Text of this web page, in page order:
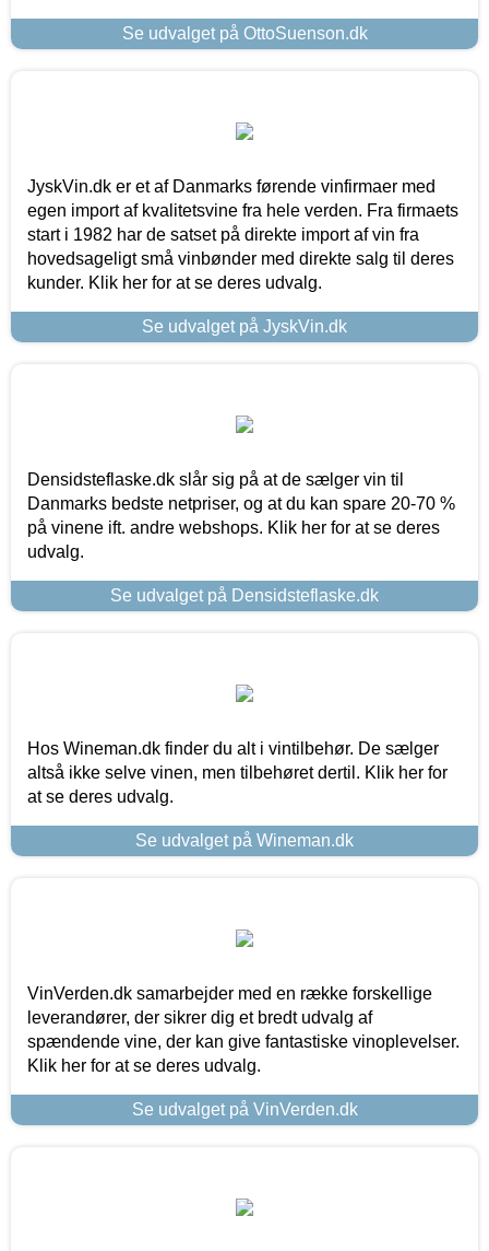
Se udvalget på OttoSuenson.dk
JyskVin.dk er et af Danmarks førende vinfirmaer med
egen import af kvalitetsvine fra hele verden. Fra firmaets
start i 1982 har de satset på direkte import af vin fra
hovedsageligt små vinbønder med direkte salg til deres
kunder. Klik her for at se deres udvalg.
Se udvalget på JyskVin.dk
Densidsteflaske.dk slår sig på at de sælger vin til
Danmarks bedste netpriser, og at du kan spare 20-70 %
på vinene ift. andre webshops. Klik her for at se deres
udvalg.
Se udvalget på Densidsteflaske.dk
Hos Wineman.dk finder du alt i vintilbehør. De sælger
altså ikke selve vinen, men tilbehøret dertil. Klik her for
at se deres udvalg.
Se udvalget på Wineman.dk
VinVerden.dk samarbejder med en række forskellige
leverandører, der sikrer dig et bredt udvalg af
spændende vine, der kan give fantastiske vinoplevelser.
Klik her for at se deres udvalg.
Se udvalget på VinVerden.dk